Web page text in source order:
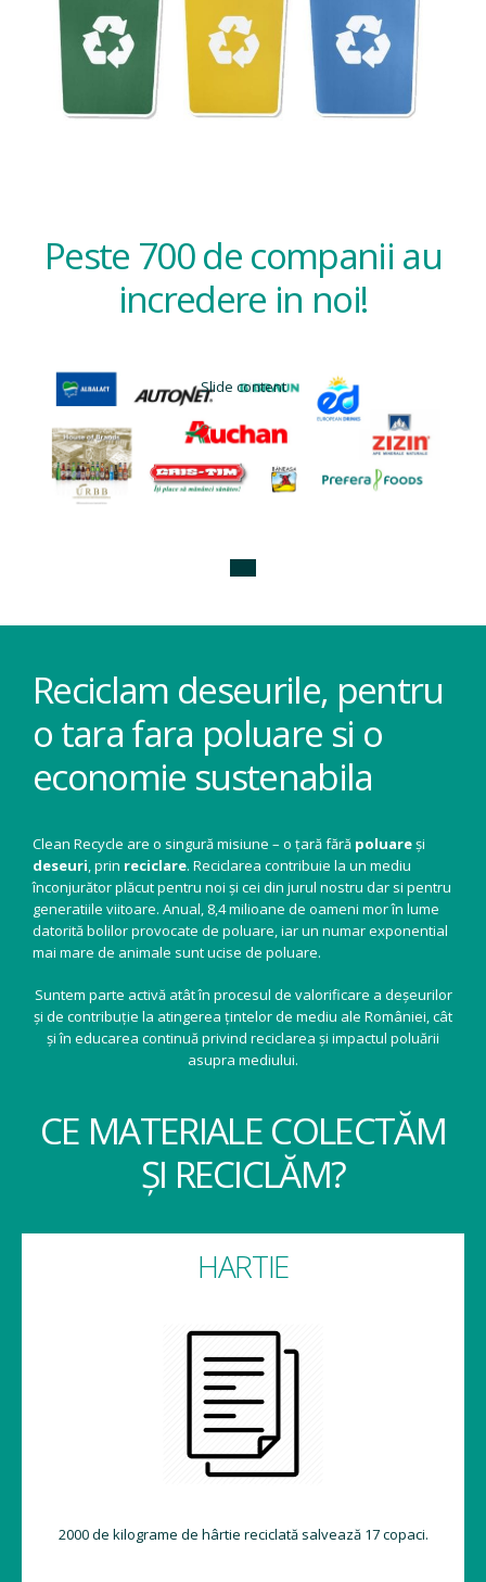
Peste 700 de companii au
incredere in noi!
Slide content
Reciclam deseurile, pentru
o tara fara poluare si o
economie sustenabila
Clean Recycle are o singură misiune – o țară fără poluareși
deseuri, prin reciclare. Reciclarea contribuie la un mediu
înconjurător plăcut pentru noi și cei din jurul nostru dar si pentru
generatiile viitoare. Anual, 8,4 milioane de oameni mor în lume
datorită bolilor provocate de poluare, iar un numar exponential
mai mare de animale sunt ucise de poluare.
Suntem parte activă atât în procesul de valorificare a deșeurilor
și de contribuție la atingerea țintelor de mediu ale României, cât
și în educarea continuă privind reciclarea și impactul poluării
asupra mediului.
CE MATERIALE COLECTĂM
ȘI RECICLĂM?
HARTIE
2000 de kilograme de hârtie reciclată salvează 17 copaci.